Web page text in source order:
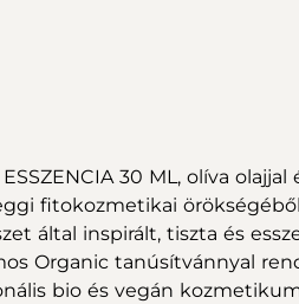
ESSZENCIA 30 ML, olíva olajjal
fitokozmetikai
által inspirált, tiszta és
Organic tanúsítvánnyal
bio és vegán